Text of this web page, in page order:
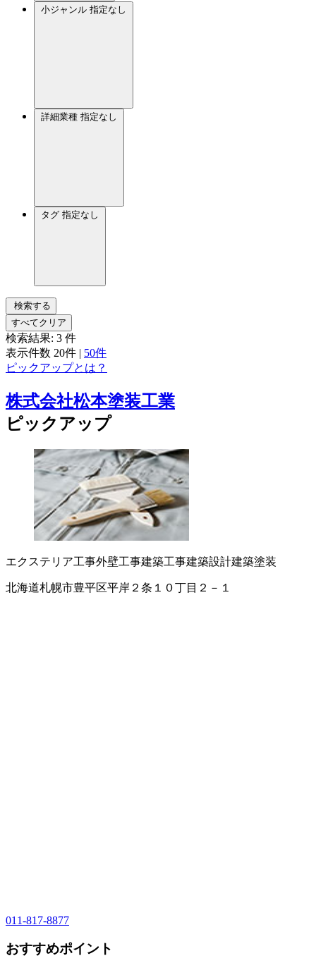
小ジャンル 指定なし
詳細業種 指定なし
タグ 指定なし
検索する
すべてクリア
検索結果: 3 件
表示件数 20件 | 50件
ピックアップとは？
株式会社松本塗装工業
ピックアップ
エクステリア工事外壁工事建築工事建築設計建築塗装
北海道札幌市豊平区平岸２条１０丁目２－１
011-817-8877
おすすめポイント